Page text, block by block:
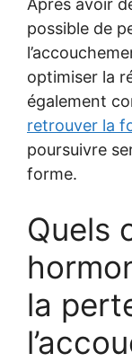
Après avoir
possible de
optimiser la
également
retrouver la
poursuivre
forme.
Quels
la